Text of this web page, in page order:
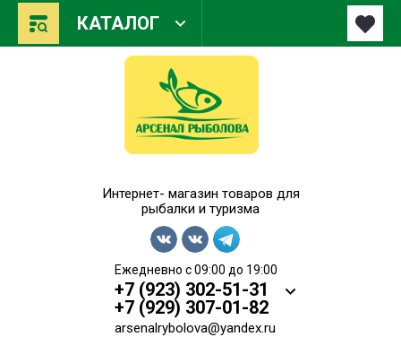
КАТАЛОГ
Интернет- магазин товаров для
рыбалки и туризма
Ежедневно с 09:00 до 19:00
+7 (923) 302-51-31
+7 (929) 307-01-82
arsenalrybolova@yandex.ru